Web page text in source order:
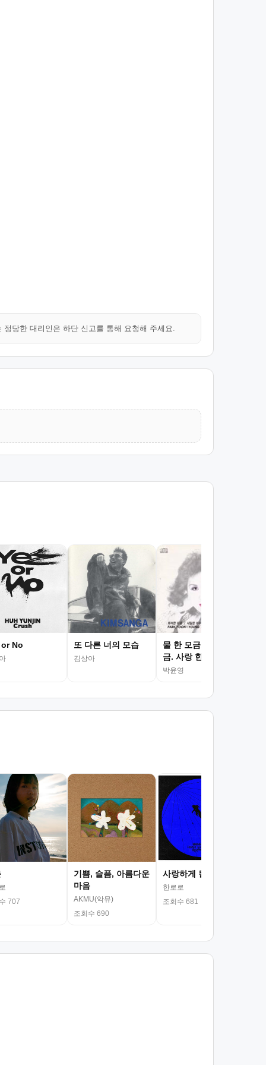
당한 대리인은 하단 신고를 통해 요청해 주세요.
No 또 다른 너의 모습
김상아
물 한 모금.술 한 모
금. 사랑 한 모금
박윤영
707
기쁨, 슬픔, 아름다운
마음
AKMU(악뮤)
조회수 690
사랑하게 될 거야
한로로
조회수 681